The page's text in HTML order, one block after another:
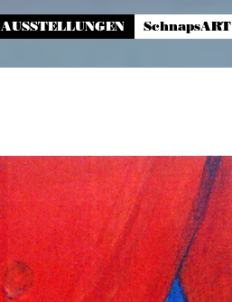
AUSSTELLUNGEN SchnapsART